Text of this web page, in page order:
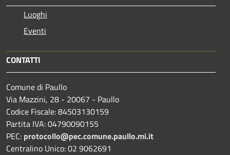
Luoghi
Eventi
CONTATTI
Comune di Paullo
Via Mazzini, 28 - 20067 - Paullo
Codice Fiscale: 84503130159
Partita IVA: 04790090155
PEC: protocollo@pec.comune.paullo.mi.it
Centralino Unico: 02 9062691